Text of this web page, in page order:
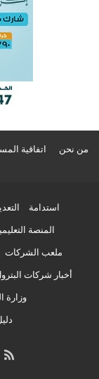
من نحن اتفاقية
استدامة
المنصة
ملعب الشركات
أخبار شركات
وزارة